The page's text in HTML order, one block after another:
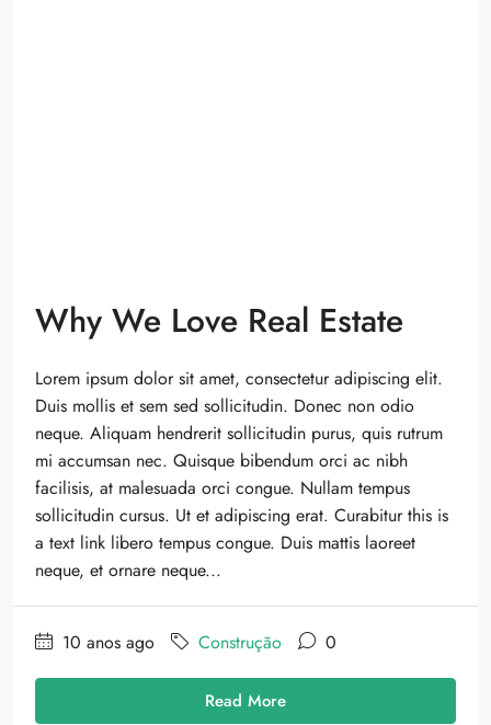
Why We Love Real Estate
Lorem ipsum dolor sit amet, consectetur adipiscing elit.
Duis mollis et sem sed sollicitudin. Donec non odio
neque. Aliquam hendrerit sollicitudin purus, quis rutrum
mi accumsan nec. Quisque bibendum orci ac nibh
facilisis, at malesuada orci congue. Nullam tempus
sollicitudin cursus. Ut et adipiscing erat. Curabitur this is
a text link libero tempus congue. Duis mattis laoreet
neque, et ornare neque...
10 anos ago Construção 0
Read More